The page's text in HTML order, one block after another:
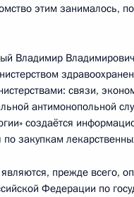
года, 13:00 Москва,
Путин и Князь
года, 12:30 Москва
этим занималось,
Владимир
связи,
антимонопольной
создаётся
закупкам
прежде всего,
Федерации по